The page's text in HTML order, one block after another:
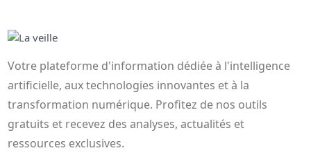
Votre plateforme d'information dédiée à l'intelligence
artificielle, aux technologies innovantes et à la
transformation numérique. Profitez de nos outils
gratuits et recevez des analyses, actualités et
ressources exclusives.